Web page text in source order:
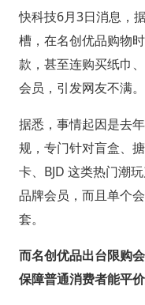
快科技6月3日消息，
槽，在名创优品购物
款，甚至连购买纸巾
会员，引发网友不满。
据悉，事情起因是去
规，专门针对盲盒、
卡、BJD 这类热门潮
品牌会员，而且单个
套。
而名创优品出台限购
保障普通消费者能平